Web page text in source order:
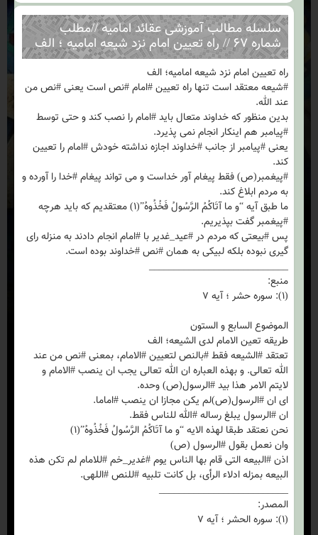
سلسله مطالب آموزشی عقائد امامیه //مطلب
شماره ۶۷ // راه تعیین امام نزد شیعه امامیه ؛ الف
راه تعیین امام نزد شیعه امامیه؛ الف
#شیعه معتقد است تنها راه تعیین #امام #نص است یعنی #نص من
عند الله.
بدین منظور که خداوند متعال باید #امام را نصب کند و حتی توسط
#پیامبر هم اینکار انجام نمی پذیرد.
یعنی #پیامبر از جانب #خداوند اجازه نداشته خودش #امام را تعیین
کند.
#پیغمبر(ص) فقط پیغام آور خداست و می تواند پیغام #خدا را آورده و
به مردم ابلاغ کند.
ما طبق آیه “و ما آتَاکُمُ الرَّسُولُ فَخُذُوهُ”(۱) معتقدیم که باید هرچه
#پیغمبر گفت بپذیریم.
پس #بیعتی که مردم در #عید_غدیر با #امام انجام دادند به منزله رای
گیری نبوده بلکه لبیکی به همان #نص #خداوند بوده است.
____________________________
منبع:
(۱): سوره حشر ؛ آیه ۷
الموضوع السابع و الستون
طریقه تعین الامام لدی الشیعه؛ الف
تعتقد #الشیعه فقط #بالنص لتعیین #الامام، بمعنی #نص من عند
الله تعالی. و بهذه العباره ان الله تعالی یجب ان ینصب #الامام و
لایتم الامر هذا بید #الرسول(ص) وحده.
ای ان #الرسول(ص)لم یکن مجازا ان ینصب #اماما.
ان #الرسول یبلغ رساله #الله للناس فقط.
نحن نعتقد طبقا لهذه الایه “و ما آتَاکُمُ الرَّسُولُ فَخُذُوهُ”(۱)
وان نعمل بقول #الرسول (ص)
اذن #البیعه التی قام بها الناس یوم #غدیر_خم #للامام لم تکن هذه
البیعه بمزله ادلاء الرأی، بل کانت تلبیه #للنص #اللهی.
__________________________
المصدر:
(۱): سوره الحشر ؛ آیه ۷